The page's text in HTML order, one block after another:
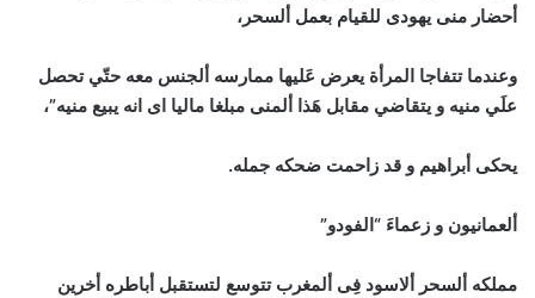
أحضار منى يهودى للقيام بعمل ألسحر،
وعندما تتفاجا المرأة يعرض عَليها ممارسه ألجنس معه حتّي تحصل
علَي منيه و يتقاضي مقابل هَذا ألمنى مبلغا ماليا اى انه يبيع منيه”،
يحكى أبراهيم و قد زاحمت ضحكه جمله.
ألعمانيون و زعماءَ “الفودو”
مملكه ألسحر ألاسود فِى ألمغرب تتوسع لتستقبل أباطره أخرين